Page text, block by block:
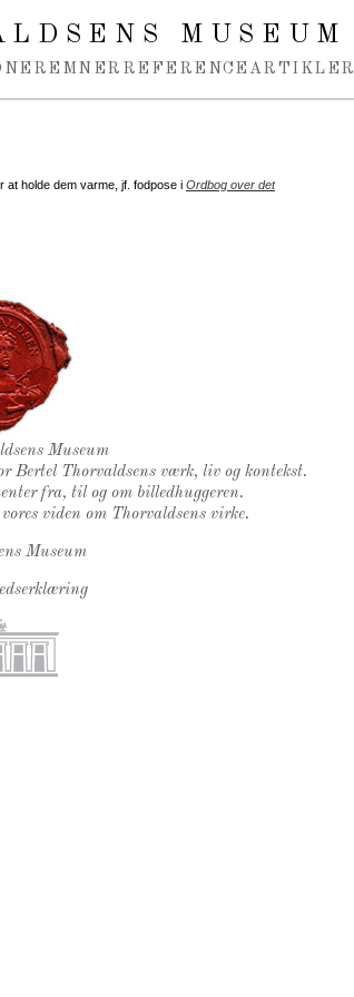
MUSEUM
EMNER REFERENCEARTIKLER
holde dem varme, jf. fodpose i Ordbog over det
Segl
Museum
Bertel Thorvaldsens værk, liv og kontekst.
fra, til og om billedhuggeren.
viden om Thorvaldsens virke.
Museum